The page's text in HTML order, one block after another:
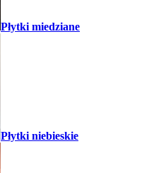
Płytki miedziane
Płytki niebieskie